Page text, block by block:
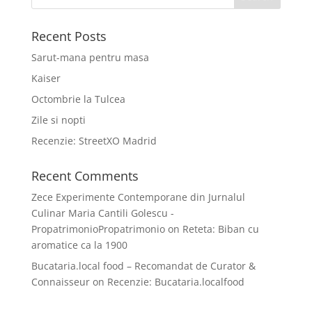
Recent Posts
Sarut-mana pentru masa
Kaiser
Octombrie la Tulcea
Zile si nopti
Recenzie: StreetXO Madrid
Recent Comments
Zece Experimente Contemporane din Jurnalul
Culinar Maria Cantili Golescu -
PropatrimonioPropatrimonioon Reteta: Biban cu
aromatice ca la 1900
Bucataria.local food – Recomandat de Curator &
Connaisseuron Recenzie: Bucataria.localfood